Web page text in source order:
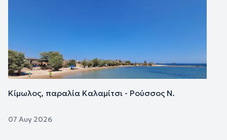
Κίμωλος, παραλία Καλαμίτσι - Ρούσσος Ν.
07 Αυγ 2026